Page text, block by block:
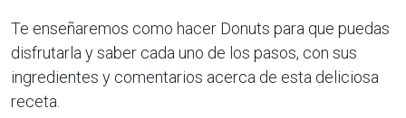
Te enseñaremos como hacer Donuts para que puedas
disfrutarla y saber cada uno de los pasos, con sus
ingredientes y comentarios acerca de esta deliciosa
receta.